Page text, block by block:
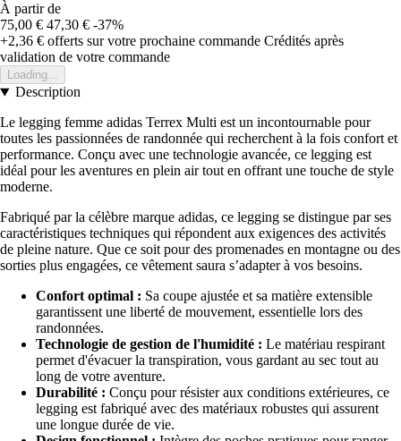
À partir de
75,00 € 47,30 € -37%
+2,36 € offerts sur votre prochaine commande Crédités après
validation de votre commande
Loading...
Description
Le legging femme adidas Terrex Multi est un incontournable pour
toutes les passionnées de randonnée qui recherchent à la fois confort et
performance. Conçu avec une technologie avancée, ce legging est
idéal pour les aventures en plein air tout en offrant une touche de style
moderne.
Fabriqué par la célèbre marque adidas, ce legging se distingue par ses
caractéristiques techniques qui répondent aux exigences des activités
de pleine nature. Que ce soit pour des promenades en montagne ou des
sorties plus engagées, ce vêtement saura s’adapter à vos besoins.
Confort optimal : Sa coupe ajustée et sa matière extensible
garantissent une liberté de mouvement, essentielle lors des
randonnées.
Technologie de gestion de l'humidité : Le matériau respirant
permet d'évacuer la transpiration, vous gardant au sec tout au
long de votre aventure.
Durabilité : Conçu pour résister aux conditions extérieures, ce
legging est fabriqué avec des matériaux robustes qui assurent
une longue durée de vie.